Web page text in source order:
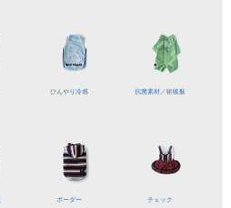
ひんやり冷感 抗菌素材／ 術後服
ボーダー チェック